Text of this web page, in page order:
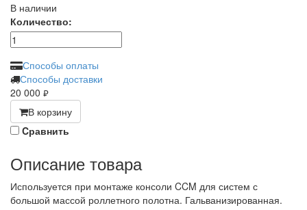
В наличии
Количество:
Способы оплаты
Способы доставки
20 000 руб.
В корзину
Cравнить
Описание товара
Используется при монтаже консоли CCM для систем с
большой массой роллетного полотна. Гальванизированная.